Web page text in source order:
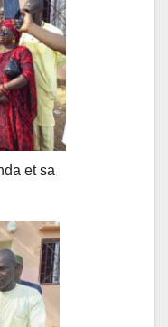
et sa